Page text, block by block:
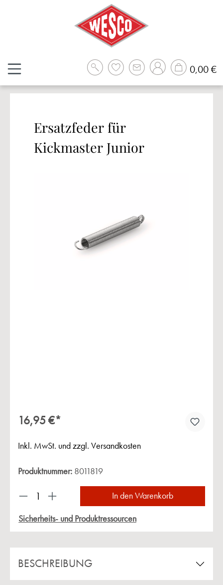
0,00 €
Ersatzfeder für
Kickmaster Junior
16,95 €*
Inkl. MwSt. und zzgl. Versandkosten
Produktnummer: 8011819
Produkt Anzahl: Gib den gewünschten Wert
In den Warenkorb
Sicherheits- und Produktressourcen
BESCHREIBUNG